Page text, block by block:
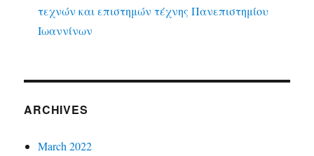
τεχνών και επιστημών τέχνης Πανεπιστημίου
Ιωαννίνων
ARCHIVES
March 2022